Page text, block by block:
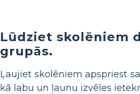
Lūdziet skolēniem
grupās.
Ļaujiet skolēniem apspriest
kā labu un ļaunu izvēles